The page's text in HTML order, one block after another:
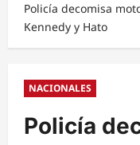
Policía decomisa
Kennedy y Hato
NACIONALES
Policía